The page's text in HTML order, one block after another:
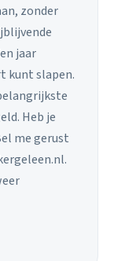
zonder
jaar
kunt slapen.
Heb je
me gerust